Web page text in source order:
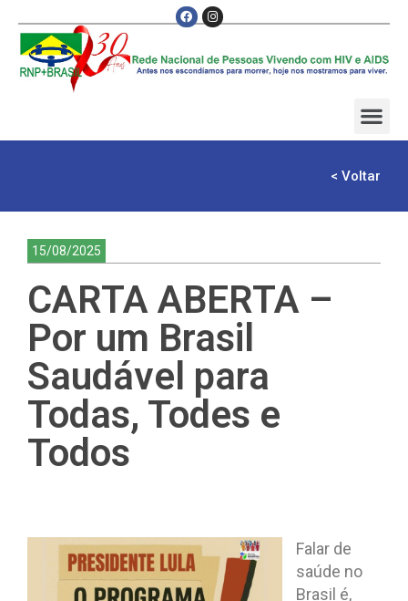
< Voltar
15/08/2025
CARTA ABERTA –
Por um Brasil
Saudável para
Todas, Todes e
Todos
Falar de
saúde no
Brasil é,